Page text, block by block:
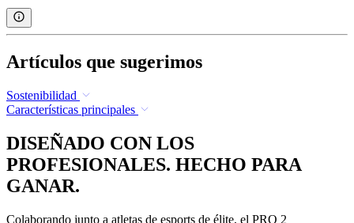
Artículos que sugerimos
Sostenibilidad
Características principales
DISEÑADO CON LOS
PROFESIONALES. HECHO PARA
GANAR.
Colaborando junto a atletas de esports de élite, el PRO 2